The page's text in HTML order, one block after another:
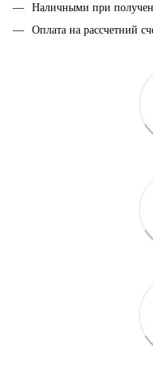
Наличными при
Оплата на рассчетний